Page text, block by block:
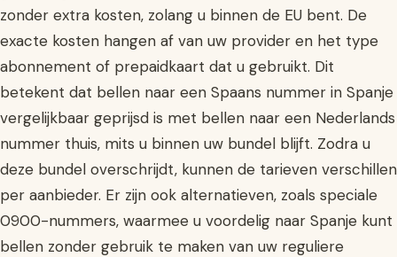
zonder extra kosten, zolang u binnen de EU bent. De
exacte kosten hangen af van uw provider en het type
abonnement of prepaidkaart dat u gebruikt. Dit
betekent dat bellen naar een Spaans nummer in Spanje
vergelijkbaar geprijsd is met bellen naar een Nederlands
nummer thuis, mits u binnen uw bundel blijft. Zodra u
deze bundel overschrijdt, kunnen de tarieven verschillen
per aanbieder. Er zijn ook alternatieven, zoals speciale
0900-nummers, waarmee u voordelig naar Spanje kunt
bellen zonder gebruik te maken van uw reguliere